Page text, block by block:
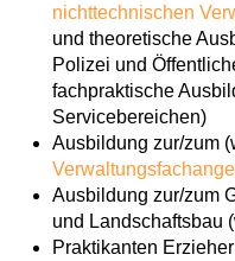
nichttechnischen
und theoretische
Polizei und
fachpraktische
Servicebereichen)
Ausbildung zur/zum
Ausbildung zur/zum
und Landschaftsbau
Praktikanten